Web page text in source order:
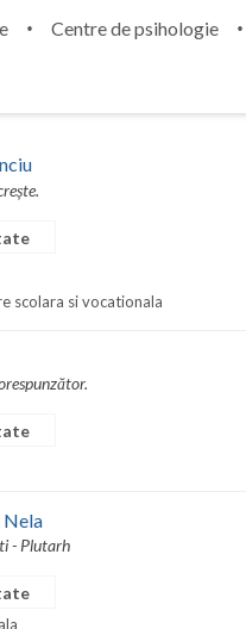
Centre de psihologie
scolara si vocationala
Nela
- Plutarh